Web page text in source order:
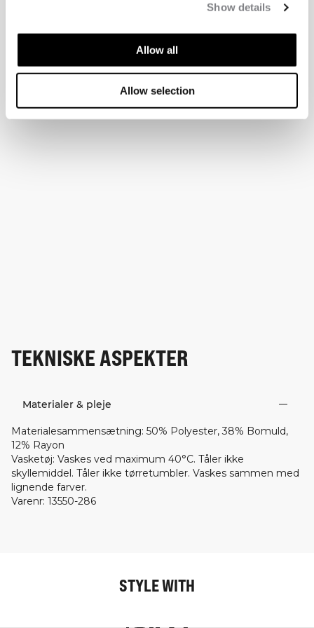
Show details
Allow all
Allow selection
TEKNISKE ASPEKTER
Materialer & pleje
Materialesammensætning: 50% Polyester, 38% Bomuld,
12% Rayon
Vasketøj: Vaskes ved maximum 40°C. Tåler ikke
skyllemiddel. Tåler ikke tørretumbler. Vaskes sammen med
lignende farver.
Varenr: 13550-286
STYLE WITH